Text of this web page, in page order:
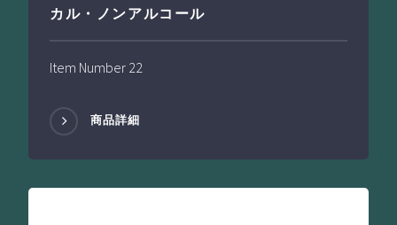
カル・ノンアルコール
Item Number 22
商品詳細